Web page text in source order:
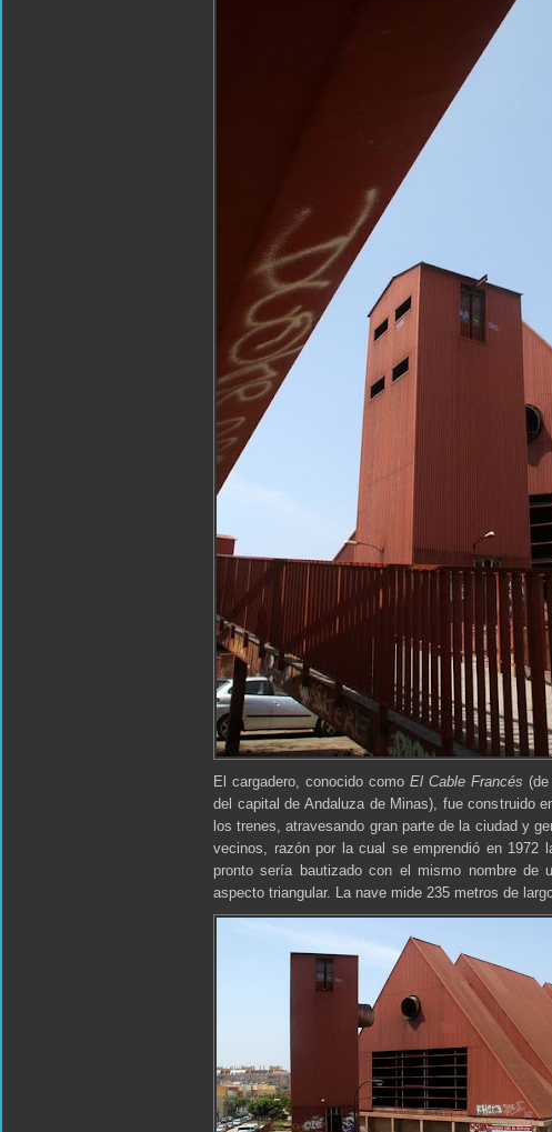
El cargadero, conocido como El Cable Francés
del capital de Andaluza de Minas), fue construido
los trenes, atravesando gran parte de la ciudad y
vecinos, razón por la cual se emprendió en 1972
pronto sería bautizado con el mismo nombre de
aspecto triangular. La nave mide 235 metros de